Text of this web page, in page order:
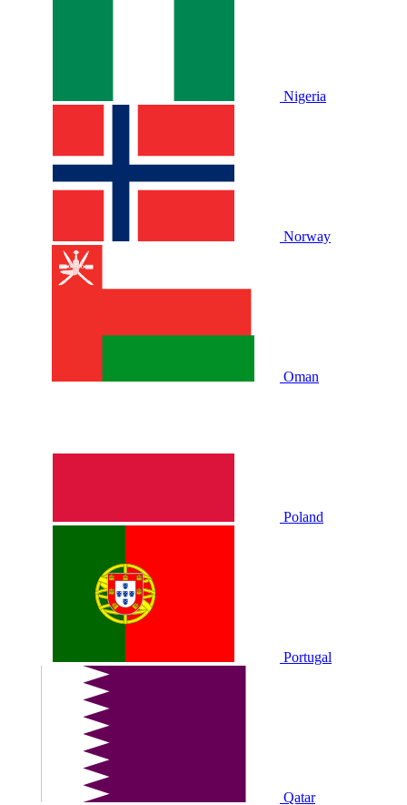
Nigeria
Norway
Oman
Poland
Portugal
Qatar